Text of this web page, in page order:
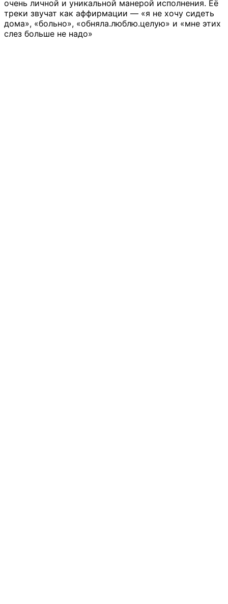
очень личной и уникальной манерой исполнения. Её
треки звучат как аффирмации — «я не хочу сидеть
дома», «больно», «обняла.люблю.целую» и «мне этих
слез больше не надо»